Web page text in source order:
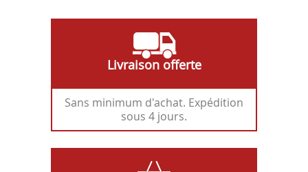
Livraison offerte
Sans minimum d'achat. Expédition
sous 4 jours.